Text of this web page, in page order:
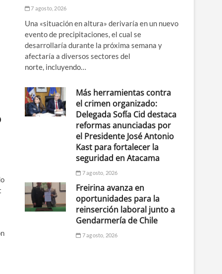
7 agosto, 2026
Una «situación en altura» derivaría en un nuevo
evento de precipitaciones, el cual se
desarrollaría durante la próxima semana y
afectaría a diversos sectores del
norte, incluyendo…
Más herramientas contra
el crimen organizado:
Delegada Sofía Cid destaca
reformas anunciadas por
el Presidente José Antonio
Kast para fortalecer la
seguridad en Atacama
7 agosto, 2026
Freirina avanza en
oportunidades para la
reinserción laboral junto a
Gendarmería de Chile
7 agosto, 2026